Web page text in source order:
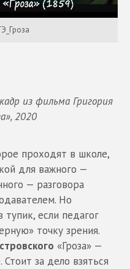
кадр из фильма Григория
2020
проходят в школе,
для важного —
— разговора
Но
если педагог
точку зрения.
«Гроза» —
за дело взяться